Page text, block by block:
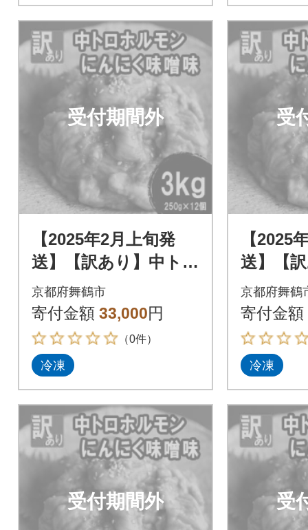
受付期間外
【2025年2月上旬発
送】【訳あり】中トロ
ホルモン シマ腸 3kg
(250g×12) 大蒜味噌味
京都府舞鶴市
寄付金額 33,000円
（0件）
冷凍
受
【2025
送】【
ホルモ
京都府舞鶴
寄付金額
冷凍
受付期間外 受